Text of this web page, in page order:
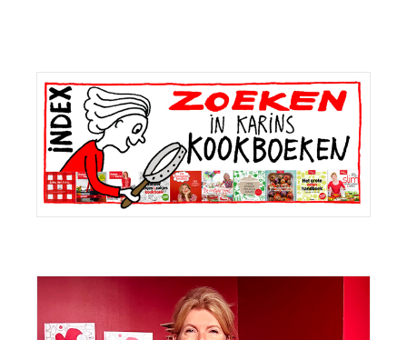
Primaire
Sidebar